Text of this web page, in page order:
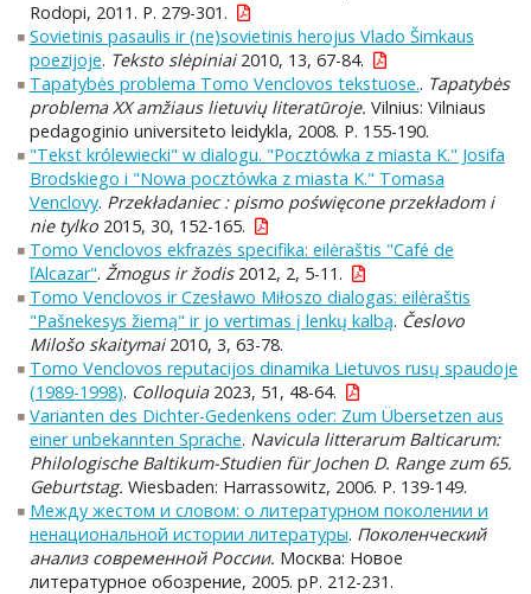
Rodopi, 2011. P. 279-301.
Sovietinis pasaulis ir (ne)sovietinis herojus Vlado Šimkaus
poezijoje. Teksto slėpiniai2010, 13, 67-84.
Tapatybės problema Tomo Venclovos tekstuose.. Tapatybės
problema XX amžiaus lietuvių literatūroje. Vilnius: Vilniaus
pedagoginio universiteto leidykla, 2008. P. 155-190.
"Tekst królewiecki" w dialogu. "Pocztówka z miasta K." Josifa
Brodskiego i "Nowa pocztówka z miasta K." Tomasa
Venclovy. Przekładaniec : pismo poświęcone przekładom i
nie tylko2015, 30, 152-165.
Tomo Venclovos ekfrazės specifika: eilėraštis "Café de
ľAlcazar". Žmogus ir žodis2012, 2, 5-11.
Tomo Venclovos ir Czesławo Miłoszo dialogas: eilėraštis
"Pašnekesys žiemą" ir jo vertimas į lenkų kalbą. Česlovo
Milošo skaitymai2010, 3, 63-78.
Tomo Venclovos reputacijos dinamika Lietuvos rusų spaudoje
(1989-1998). Colloquia2023, 51, 48-64.
Varianten des Dichter-Gedenkens oder: Zum Übersetzen aus
einer unbekannten Sprache. Navicula litterarum Balticarum:
Philologische Baltikum-Studien für Jochen D. Range zum 65.
Geburtstag. Wiesbaden: Harrassowitz, 2006. P. 139-149.
Между жестом и словом: о литературном поколении и
ненациональной истории литературы. Поколенческий
анализ современной России. Москва: Новое
литературное обозрение, 2005. pP. 212-231.